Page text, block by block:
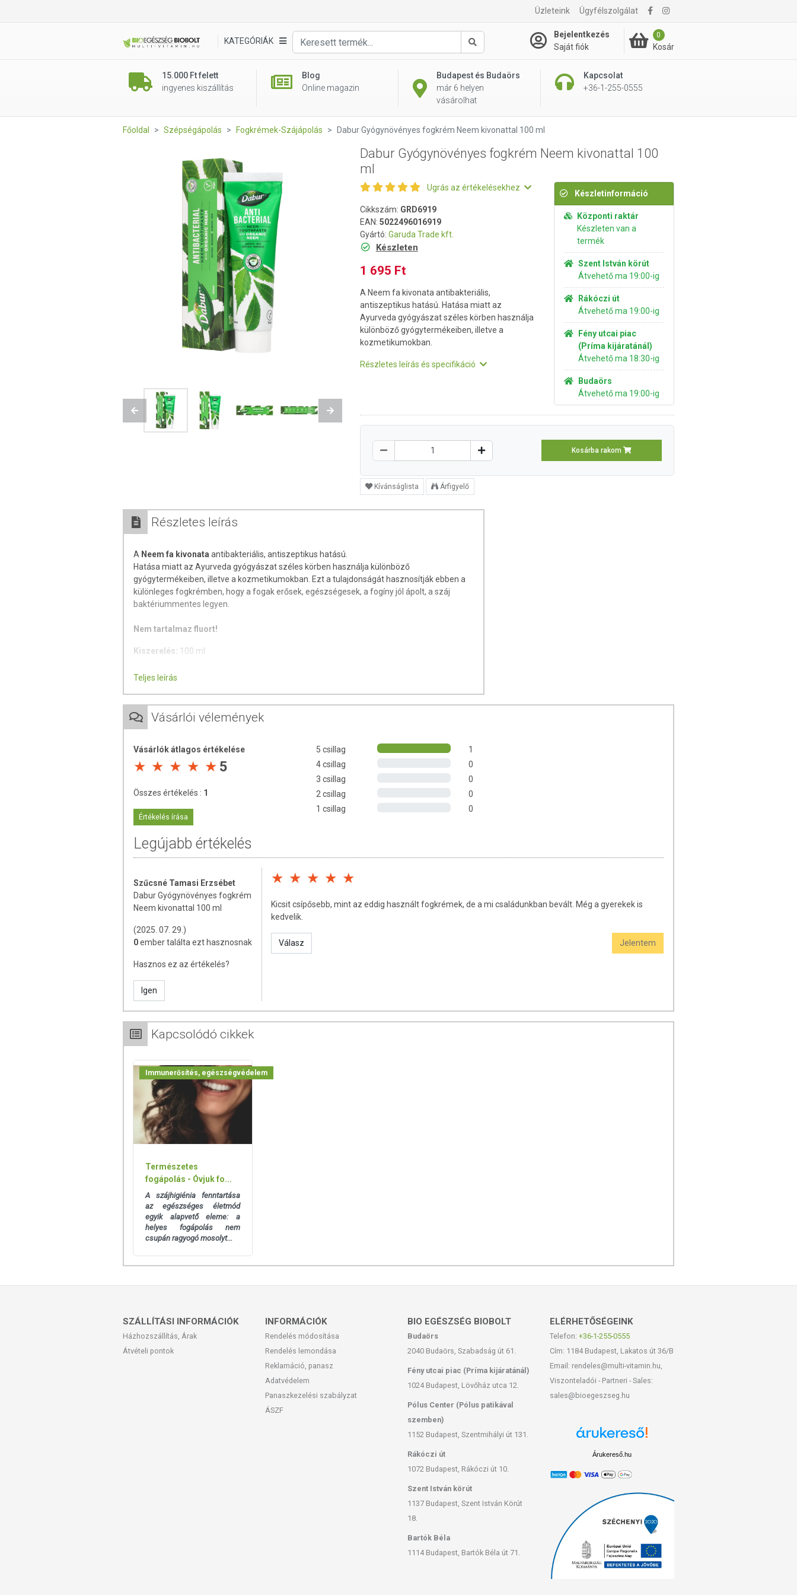
Üzleteink Ügyfélszolgálat
KATEGÓRIÁK
Keresés
Bejelentkezés
Saját fiók
0
Kosár
15.000 Ft felett
ingyenes kiszállítás
Blog
Online magazin
Budapest és Budaörs
már 6 helyen
vásárolhat
Kapcsolat
+36-1-255-0555
1 695 Ft Kosárba rakom
Főoldal Szépségápolás Fogkrémek-Szájápolás Dabur Gyógynövényes fogkrém Neem kivonattal 100 ml
Previous Next
Dabur Gyógynövényes fogkrém Neem kivonattal 100
ml
Ugrás az értékelésekhez
Cikkszám: GRD6919
EAN: 5022496016919
Gyártó: Garuda Trade kft.
Készleten
1 695 Ft
A Neem fa kivonata antibakteriális,
antiszeptikus hatású. Hatása miatt az
Ayurveda gyógyászat széles körben használja
különböző gyógytermékeiben, illetve a
kozmetikumokban.
Részletes leírás és specifikáció
Készletinformáció
Központi raktár
Készleten van a
termék
Szent István körút
Átvehető ma 19:00-ig
Rákóczi út
Átvehető ma 19:00-ig
Fény utcai piac
(Príma kijáratánál)
Átvehető ma 18:30-ig
Budaörs
Átvehető ma 19:00-ig
Kosárba rakom
Kívánságlista Árfigyelő
Részletes leírás
A Neem fa kivonata antibakteriális, antiszeptikus hatású.
Hatása miatt az Ayurveda gyógyászat széles körben használja különböző
gyógytermékeiben, illetve a kozmetikumokban. Ezt a tulajdonságát hasznosítják ebben a
különleges fogkrémben, hogy a fogak erősek, egészségesek, a fogíny jól ápolt, a száj
baktériummentes legyen.
Nem tartalmaz fluort!
Kiszerelés: 100 ml
Teljes leírás
Vásárlói vélemények
Vásárlók átlagos értékelése
5
Összes értékelés : 1
Értékelés írása
5 csillag
1
4 csillag
0
3 csillag
0
2 csillag
0
1 csillag
0
Legújabb értékelés
Szűcsné Tamasi Erzsébet
Dabur Gyógynövényes fogkrém
Neem kivonattal 100 ml
(2025. 07. 29.)
0ember találta ezt hasznosnak
Hasznos ez az értékelés?
Igen
Kicsit csípősebb, mint az eddig használt fogkrémek, de a mi családunkban bevált. Még a gyerekek is
kedvelik.
Válasz Jelentem
Kapcsolódó cikkek
Immunerősítés, egészségvédelem
Természetes
fogápolás - Óvjuk fo...
A szájhigiénia fenntartása
az egészséges életmód
egyik alapvető eleme: a
helyes fogápolás nem
csupán ragyogó mosolyt...
SZÁLLÍTÁSI INFORMÁCIÓK
Házhozszállítás, Árak
Átvételi pontok
INFORMÁCIÓK
Rendelés módosítása
Rendelés lemondása
Reklamáció, panasz
Adatvédelem
Panaszkezelési szabályzat
ÁSZF
BIO EGÉSZSÉG BIOBOLT
Budaörs
2040 Budaörs, Szabadság út 61.
Fény utcai piac (Príma kijáratánál)
1024 Budapest, Lövőház utca 12.
Pólus Center (Pólus patikával
szemben)
1152 Budapest, Szentmihályi út 131.
Rákóczi út
1072 Budapest, Rákóczi út 10.
Szent István körút
1137 Budapest, Szent István Körút
18.
Bartók Béla
1114 Budapest, Bartók Béla út 71.
ELÉRHETŐSÉGEINK
Telefon: +36-1-255-0555
Cím: 1184 Budapest, Lakatos út 36/B
Email: rendeles@multi-vitamin.hu,
Viszonteladói - Partneri - Sales:
sales@bioegeszseg.hu
Árukereső.hu